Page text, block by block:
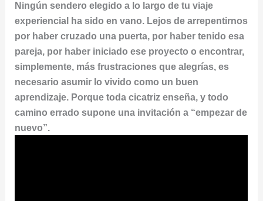
Ningún sendero elegido a lo largo de tu viaje
experiencial ha sido en vano. Lejos de arrepentirnos
por haber cruzado una puerta, por haber tenido esa
pareja, por haber iniciado ese proyecto o encontrar,
simplemente, más frustraciones que alegrías, es
necesario asumir lo vivido como un buen
aprendizaje. Porque toda cicatriz enseña, y todo
camino errado supone una invitación a “empezar de
nuevo”.